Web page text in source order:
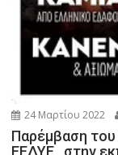
24 Μαρτίου 2022
Παρέμβαση
ΕΕΔΥΕ , στην